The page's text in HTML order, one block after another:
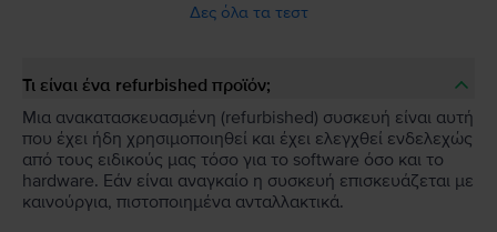
Δες όλα τα τεστ
Τι είναι ένα refurbished προϊόν;
Μια ανακατασκευασμένη (refurbished) συσκευή είναι αυτή
που έχει ήδη χρησιμοποιηθεί και έχει ελεγχθεί ενδελεχώς
από τους ειδικούς μας τόσο για το software όσο και το
hardware. Εάν είναι αναγκαίο η συσκευή επισκευάζεται με
καινούργια, πιστοποιημένα ανταλλακτικά.